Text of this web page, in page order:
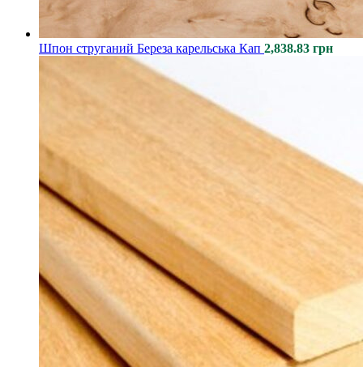
Шпон струганий Береза карельська Кап 2,838.83 грн